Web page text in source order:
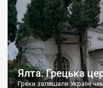
Ялта. Грецька
Греки залишили Україні